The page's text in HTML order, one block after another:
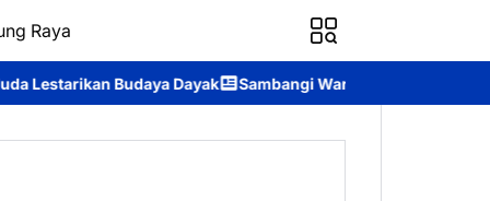
Raya
Dayak Sambangi Warga Desa, Ditpolairud Polda Kalteng